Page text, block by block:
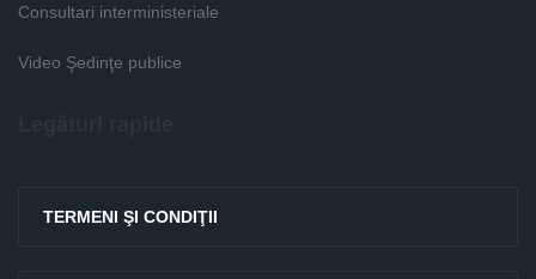
Consultari interministeriale
Video Şedinţe publice
TERMENI ŞI CONDIŢII